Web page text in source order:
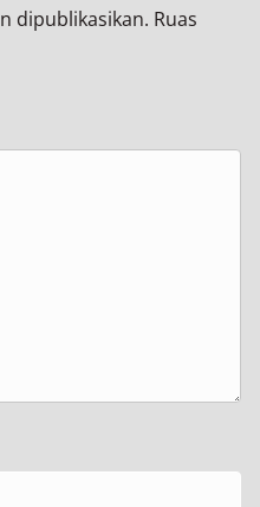
dipublikasikan. Ruas